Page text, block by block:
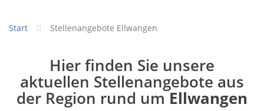
Start Stellenangebote Ellwangen
Hier finden Sie unsere
aktuellen Stellenangebote aus
der Region rund umEllwangen